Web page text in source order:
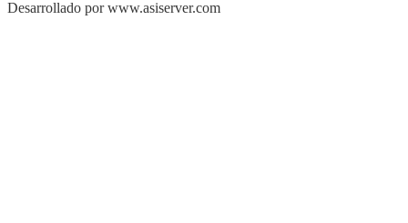
Desarrollado por www.asiserver.com